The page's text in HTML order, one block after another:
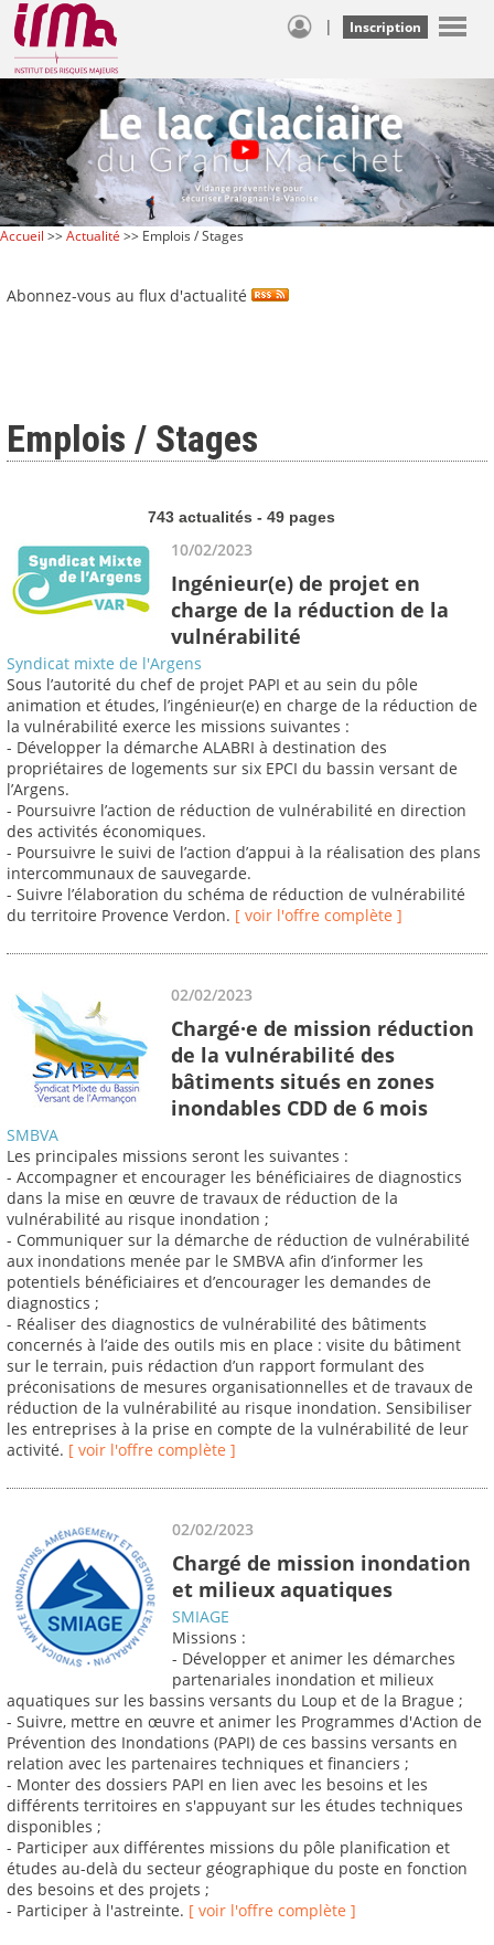
| Inscription
Accueil >>Actualité >> Emplois / Stages
Abonnez-vous au flux d'actualité
Emplois / Stages
743 actualités - 49 pages
10/02/2023
Ingénieur(e) de projet en
charge de la réduction de la
vulnérabilité
Syndicat mixte de l'Argens
Sous l’autorité du chef de projet PAPI et au sein du pôle
animation et études, l’ingénieur(e) en charge de la réduction de
la vulnérabilité exerce les missions suivantes :
- Développer la démarche ALABRI à destination des
propriétaires de logements sur six EPCI du bassin versant de
l’Argens.
- Poursuivre l’action de réduction de vulnérabilité en direction
des activités économiques.
- Poursuivre le suivi de l’action d’appui à la réalisation des plans
intercommunaux de sauvegarde.
- Suivre l’élaboration du schéma de réduction de vulnérabilité
du territoire Provence Verdon. [ voir l'offre complète ]
02/02/2023
Chargé·e de mission réduction
de la vulnérabilité des
bâtiments situés en zones
inondables CDD de 6 mois
SMBVA
Les principales missions seront les suivantes :
- Accompagner et encourager les bénéficiaires de diagnostics
dans la mise en œuvre de travaux de réduction de la
vulnérabilité au risque inondation ;
- Communiquer sur la démarche de réduction de vulnérabilité
aux inondations menée par le SMBVA afin d’informer les
potentiels bénéficiaires et d’encourager les demandes de
diagnostics ;
- Réaliser des diagnostics de vulnérabilité des bâtiments
concernés à l’aide des outils mis en place : visite du bâtiment
sur le terrain, puis rédaction d’un rapport formulant des
préconisations de mesures organisationnelles et de travaux de
réduction de la vulnérabilité au risque inondation. Sensibiliser
les entreprises à la prise en compte de la vulnérabilité de leur
activité. [ voir l'offre complète ]
02/02/2023
Chargé de mission inondation
et milieux aquatiques
SMIAGE
Missions :
- Développer et animer les démarches
partenariales inondation et milieux
aquatiques sur les bassins versants du Loup et de la Brague ;
- Suivre, mettre en œuvre et animer les Programmes d'Action de
Prévention des Inondations (PAPI) de ces bassins versants en
relation avec les partenaires techniques et financiers ;
- Monter des dossiers PAPI en lien avec les besoins et les
différents territoires en s'appuyant sur les études techniques
disponibles ;
- Participer aux différentes missions du pôle planification et
études au-delà du secteur géographique du poste en fonction
des besoins et des projets ;
- Participer à l'astreinte. [ voir l'offre complète ]